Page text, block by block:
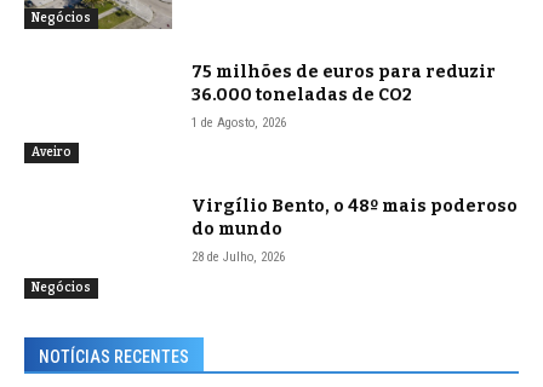
Negócios
Aveiro
75 milhões de euros para reduzir
36.000 toneladas de CO2
1 de Agosto, 2026
Negócios
Virgílio Bento, o 48º mais poderoso
do mundo
28 de Julho, 2026
NOTÍCIAS RECENTES